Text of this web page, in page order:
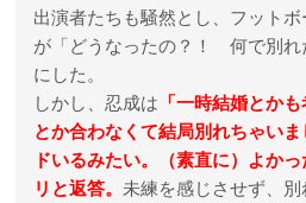
出演者たちも騒然とし、フット
が「どうなったの？！ 何で別れ
にした。
しかし、忍成は 「一時結婚とか
とか合わなくて結局別れちゃい
ドいるみたい。（素直に）よか
リと返答。 未練を感じさせず、